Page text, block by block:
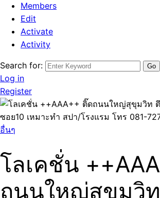
Members
Edit
Activate
Activity
Search for:
Log in
Register
อื่นๆ
โลเคชั่น
ถนนใหญ่สุขุมวิ